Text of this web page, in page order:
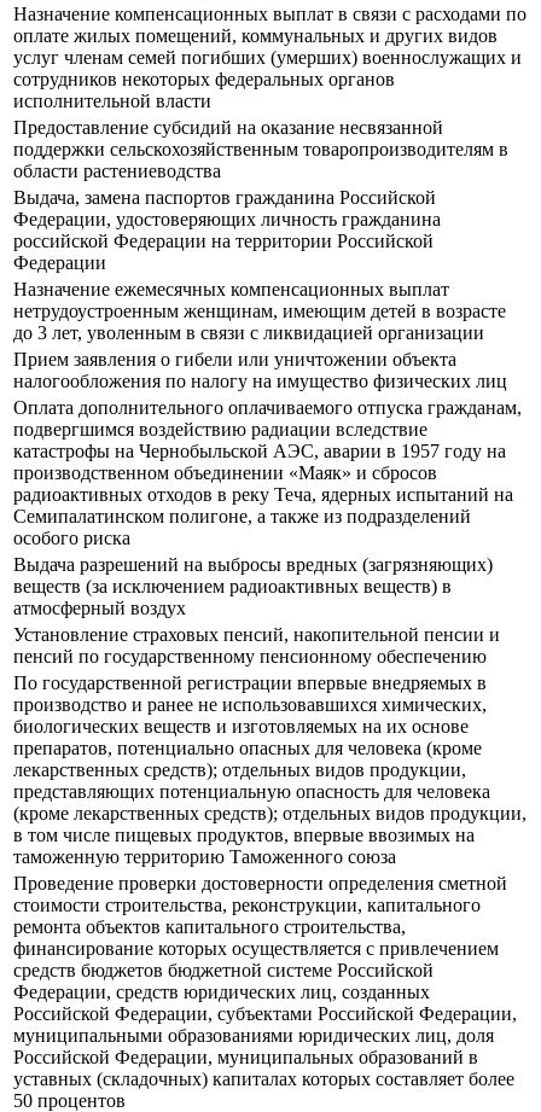
Назначение компенсационных выплат в связи с расходами по
оплате жилых помещений, коммунальных и других видов
услуг членам семей погибших (умерших) военнослужащих и
сотрудников некоторых федеральных органов
исполнительной власти
Предоставление субсидий на оказание несвязанной
поддержки сельскохозяйственным товаропроизводителям в
области растениеводства
Выдача, замена паспортов гражданина Российской
Федерации, удостоверяющих личность гражданина
российской Федерации на территории Российской
Федерации
Назначение ежемесячных компенсационных выплат
нетрудоустроенным женщинам, имеющим детей в возрасте
до 3 лет, уволенным в связи с ликвидацией организации
Прием заявления о гибели или уничтожении объекта
налогообложения по налогу на имущество физических лиц
Оплата дополнительного оплачиваемого отпуска гражданам,
подвергшимся воздействию радиации вследствие
катастрофы на Чернобыльской АЭС, аварии в 1957 году на
производственном объединении «Маяк» и сбросов
радиоактивных отходов в реку Теча, ядерных испытаний на
Семипалатинском полигоне, а также из подразделений
особого риска
Выдача разрешений на выбросы вредных (загрязняющих)
веществ (за исключением радиоактивных веществ) в
атмосферный воздух
Установление страховых пенсий, накопительной пенсии и
пенсий по государственному пенсионному обеспечению
По государственной регистрации впервые внедряемых в
производство и ранее не использовавшихся химических,
биологических веществ и изготовляемых на их основе
препаратов, потенциально опасных для человека (кроме
лекарственных средств); отдельных видов продукции,
представляющих потенциальную опасность для человека
(кроме лекарственных средств); отдельных видов продукции,
в том числе пищевых продуктов, впервые ввозимых на
таможенную территорию Таможенного союза
Проведение проверки достоверности определения сметной
стоимости строительства, реконструкции, капитального
ремонта объектов капитального строительства,
финансирование которых осуществляется с привлечением
средств бюджетов бюджетной системе Российской
Федерации, средств юридических лиц, созданных
Российской Федерации, субъектами Российской Федерации,
муниципальными образованиями юридических лиц, доля
Российской Федерации, муниципальных образований в
уставных (складочных) капиталах которых составляет более
50 процентов